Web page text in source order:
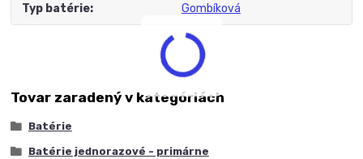
Typ batérie Gombíková
Tovar zaradený v kategóriách
Batérie
Batérie jednorazové - primárne